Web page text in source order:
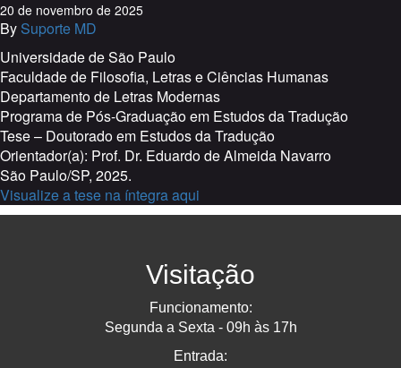
20 de novembro de 2025
By Suporte MD
Universidade de São Paulo
Faculdade de Filosofia, Letras e Ciências Humanas
Departamento de Letras Modernas
Programa de Pós-Graduação em Estudos da Tradução
Tese – Doutorado em Estudos da Tradução
Orientador(a): Prof. Dr. Eduardo de Almeida Navarro
São Paulo/SP, 2025.
Visualize a tese na íntegra aqui
Visitação
Funcionamento:
Segunda a Sexta - 09h às 17h
Entrada: